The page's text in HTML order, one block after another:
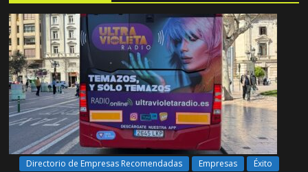
Directorio de Empresas Recomendadas Empresas
Éxito